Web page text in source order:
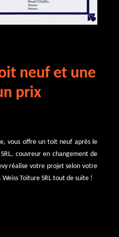
neuf et une
prix
vous offre un toit neuf après le
couvreur en changement de
réalise votre projet selon votre
Toiture SRL tout de suite !